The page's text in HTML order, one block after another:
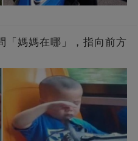
「媽媽在哪」，指向前方